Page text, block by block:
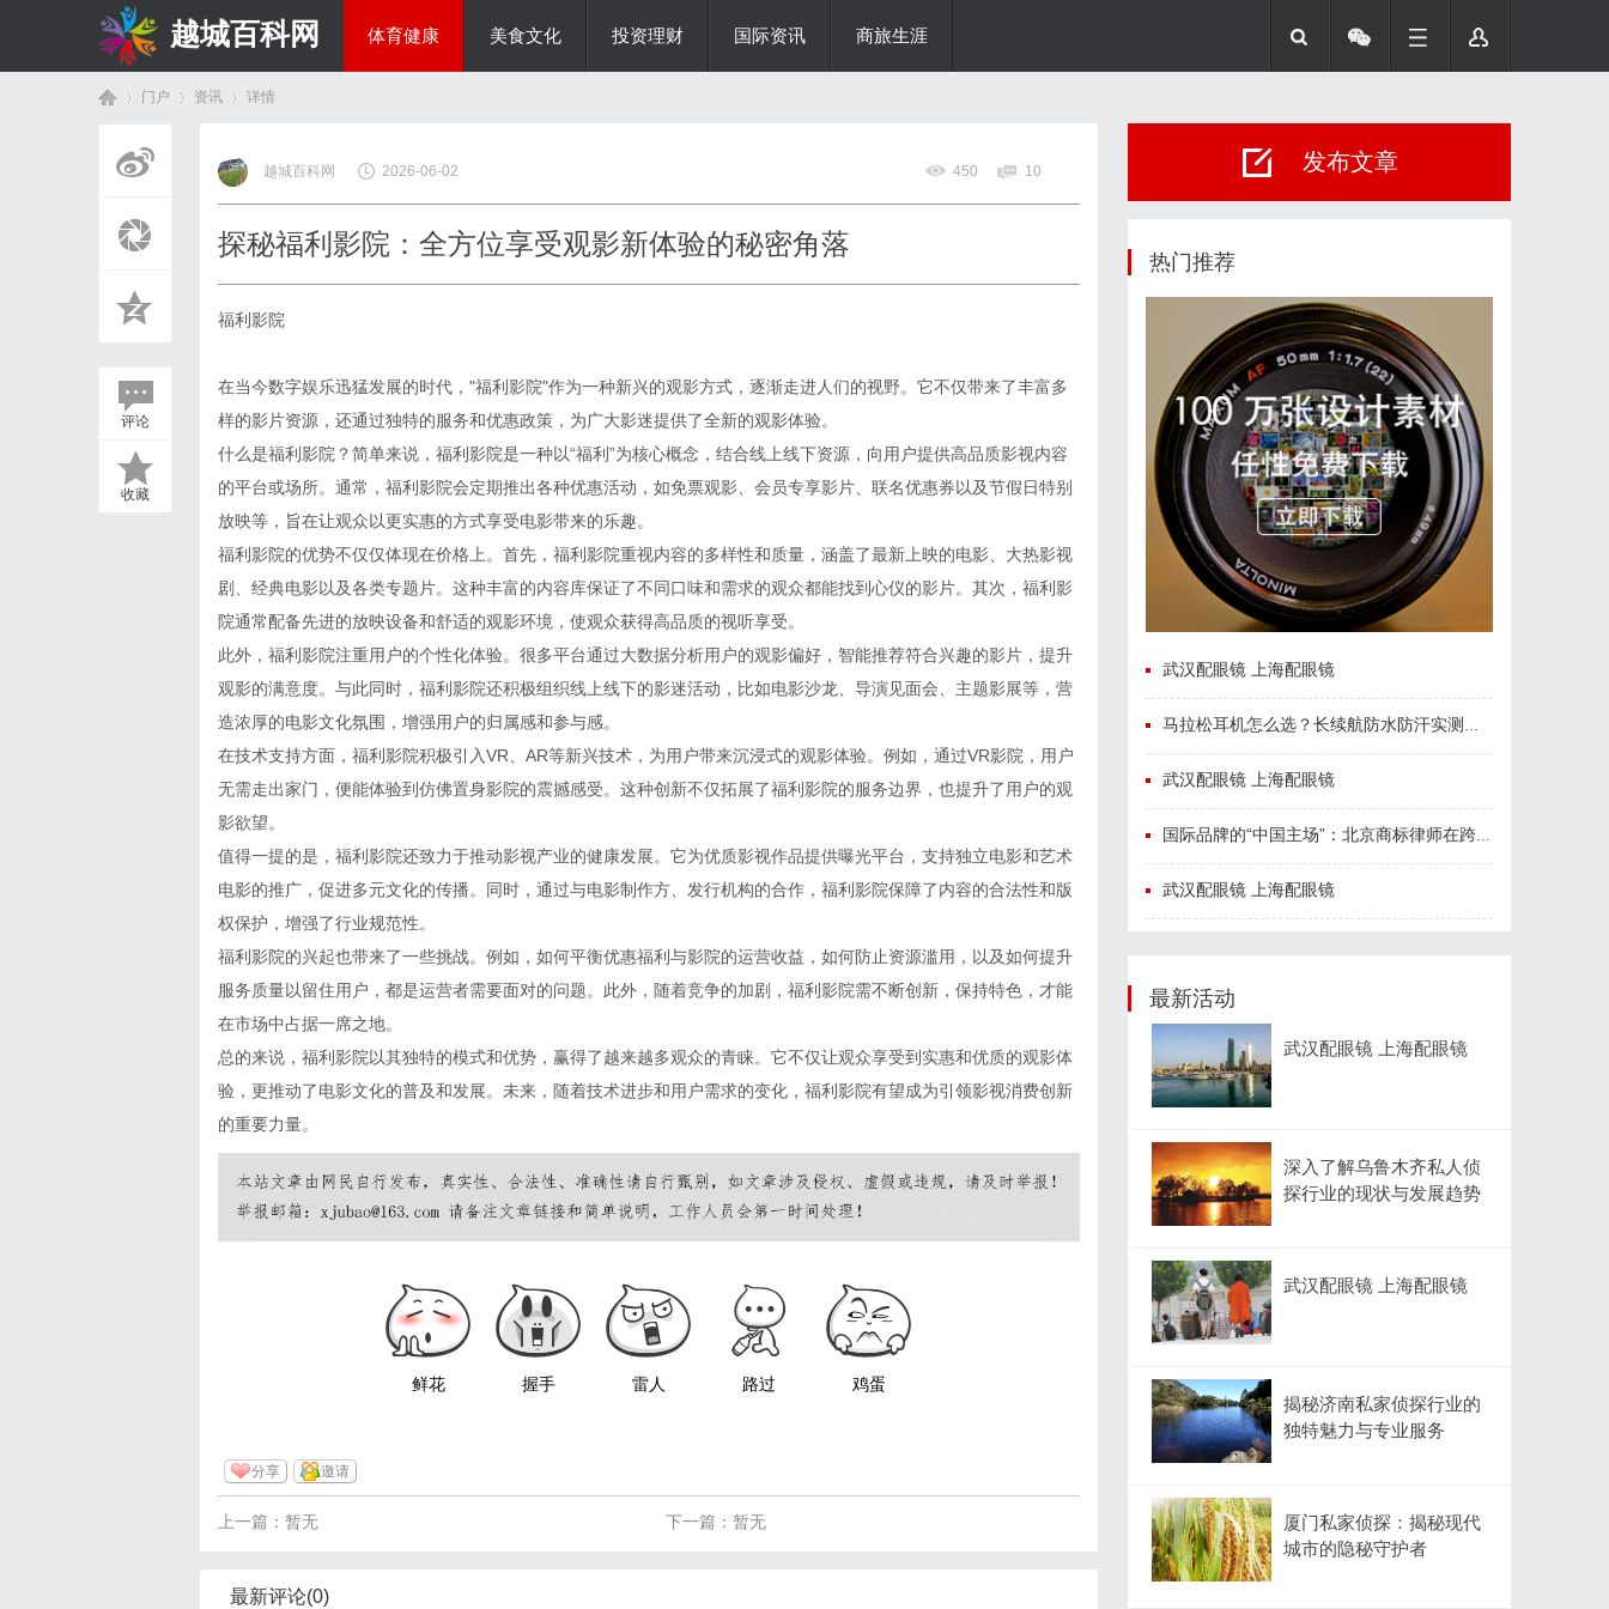
越城百科网 体育健康 美食文化 投资理财 国际资讯 商旅生涯
门户 资讯
›
详情
评论
收藏
越城百科网 2026-06-02 450 10
探秘福利影院：全方位享受观影新体验的秘密角落
福利影院
在当今数字娱乐迅猛发展的时代，"福利影院"作为一种新兴的观影方式，逐渐走进人们的视野。它不仅带来了丰富多
样的影片资源，还通过独特的服务和优惠政策，为广大影迷提供了全新的观影体验。
什么是福利影院？简单来说，福利影院是一种以“福利”为核心概念，结合线上线下资源，向用户提供高品质影视内容
的平台或场所。通常，福利影院会定期推出各种优惠活动，如免票观影、会员专享影片、联名优惠券以及节假日特别
放映等，旨在让观众以更实惠的方式享受电影带来的乐趣。
福利影院的优势不仅仅体现在价格上。首先，福利影院重视内容的多样性和质量，涵盖了最新上映的电影、大热影视
剧、经典电影以及各类专题片。这种丰富的内容库保证了不同口味和需求的观众都能找到心仪的影片。其次，福利影
院通常配备先进的放映设备和舒适的观影环境，使观众获得高品质的视听享受。
此外，福利影院注重用户的个性化体验。很多平台通过大数据分析用户的观影偏好，智能推荐符合兴趣的影片，提升
观影的满意度。与此同时，福利影院还积极组织线上线下的影迷活动，比如电影沙龙、导演见面会、主题影展等，营
造浓厚的电影文化氛围，增强用户的归属感和参与感。
在技术支持方面，福利影院积极引入VR、AR等新兴技术，为用户带来沉浸式的观影体验。例如，通过VR影院，用户
无需走出家门，便能体验到仿佛置身影院的震撼感受。这种创新不仅拓展了福利影院的服务边界，也提升了用户的观
影欲望。
值得一提的是，福利影院还致力于推动影视产业的健康发展。它为优质影视作品提供曝光平台，支持独立电影和艺术
电影的推广，促进多元文化的传播。同时，通过与电影制作方、发行机构的合作，福利影院保障了内容的合法性和版
权保护，增强了行业规范性。
福利影院的兴起也带来了一些挑战。例如，如何平衡优惠福利与影院的运营收益，如何防止资源滥用，以及如何提升
服务质量以留住用户，都是运营者需要面对的问题。此外，随着竞争的加剧，福利影院需不断创新，保持特色，才能
在市场中占据一席之地。
总的来说，福利影院以其独特的模式和优势，赢得了越来越多观众的青睐。它不仅让观众享受到实惠和优质的观影体
验，更推动了电影文化的普及和发展。未来，随着技术进步和用户需求的变化，福利影院有望成为引领影视消费创新
的重要力量。
鲜花 握手 雷人 路过 鸡蛋
分享 邀请
下一篇：暂无
上一篇：暂无
最新评论(0)
发布文章
热门推荐
武汉配眼镜 上海配眼镜
马拉松耳机怎么选？长续航防水防汗实测盘点
武汉配眼镜 上海配眼镜
国际品牌的“中国主场”：北京商标律师在跨境维权中的战略支点
武汉配眼镜 上海配眼镜
最新活动
武汉配眼镜 上海配眼镜
深入了解乌鲁木齐私人侦
探行业的现状与发展趋势
武汉配眼镜 上海配眼镜
揭秘济南私家侦探行业的
独特魅力与专业服务
厦门私家侦探：揭秘现代
城市的隐秘守护者